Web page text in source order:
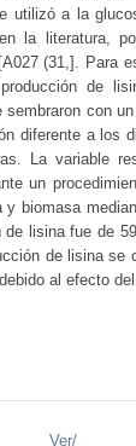
utilizó a la
la literatura,
(31,]. Para
de
con
diferente a los
La variable
un
biomasa
lisina fue de
de lisina se
al efecto
Ver/